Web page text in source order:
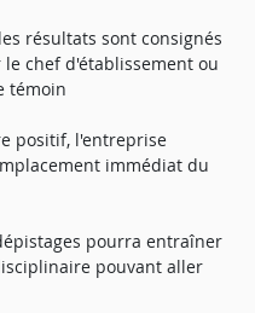
résultats sont consignés
chef d'établissement ou
témoin
positif, l'entreprise
immédiat du
pourra entraîner
pouvant aller